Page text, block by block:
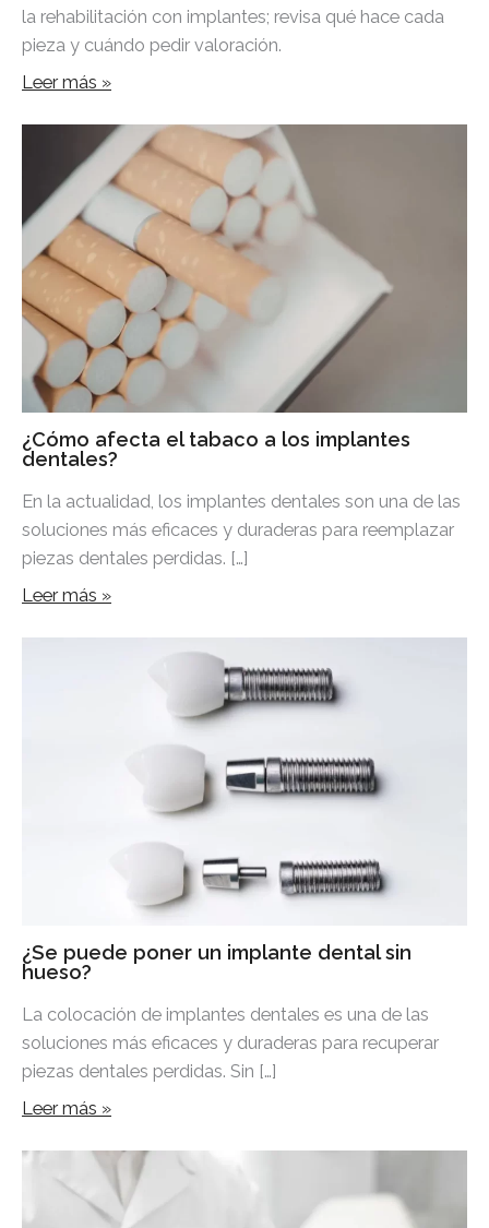
la rehabilitación con implantes; revisa qué hace cada
pieza y cuándo pedir valoración.
Leer más »
¿Cómo afecta el tabaco a los implantes
dentales?
En la actualidad, los implantes dentales son una de las
soluciones más eficaces y duraderas para reemplazar
piezas dentales perdidas. […]
Leer más »
¿Se puede poner un implante dental sin
hueso?
La colocación de implantes dentales es una de las
soluciones más eficaces y duraderas para recuperar
piezas dentales perdidas. Sin […]
Leer más »